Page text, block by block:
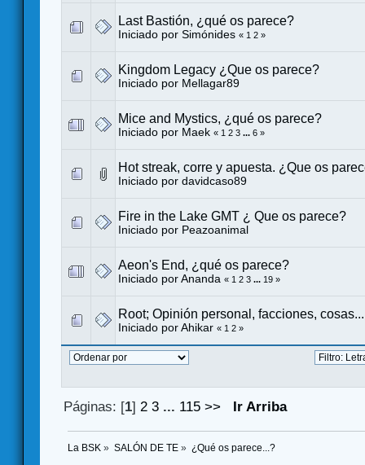
Last Bastión, ¿qué os parece?
Iniciado por Simónides « 1 2 »
Kingdom Legacy ¿Que os parece?
Iniciado por Mellagar89
Mice and Mystics, ¿qué os parece?
Iniciado por Maek « 1 2 3 ... 6 »
Hot streak, corre y apuesta. ¿Que os
Iniciado por davidcaso89
Fire in the Lake GMT ¿ Que os parece?
Iniciado por Peazoanimal
Aeon's End, ¿qué os parece?
Iniciado por Ananda « 1 2 3 ... 19 »
Root; Opinión personal, facciones, cosas...
Iniciado por Ahikar « 1 2 »
Páginas: [1] 2 3 ... 115 >> Ir Arriba
La BSK » SALÓN DE TE» ¿Qué os parece...?